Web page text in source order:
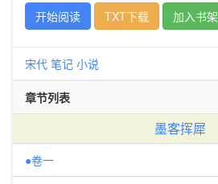
开始阅读
TXT下载 加入书架
宋代 笔记 小说
章节列表
墨客挥犀
●卷一